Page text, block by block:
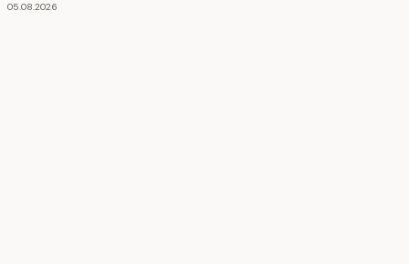
05.08.2026